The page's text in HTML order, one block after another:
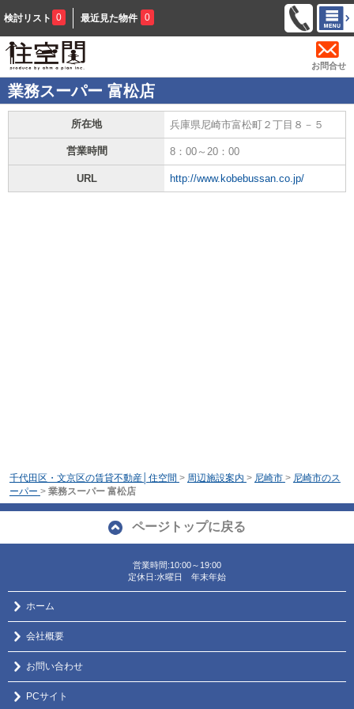
検討リスト 0 最近見た物件 0
お問合せ
業務スーパー 富松店
所在地 兵庫県尼崎市富松町２丁目８－５
営業時間 8：00～20：00
URL http://www.kobebussan.co.jp/
千代田区・文京区の賃貸不動産│住空間 > 周辺施設案内 > 尼崎市 > 尼崎市のス
ーパー > 業務スーパー 富松店
ページトップに戻る
営業時間:10:00～19:00
定休日:水曜日 年末年始
ホーム
会社概要
お問い合わせ
PCサイト